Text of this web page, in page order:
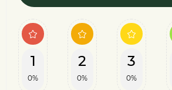
1
0%
2
0%
3
0%